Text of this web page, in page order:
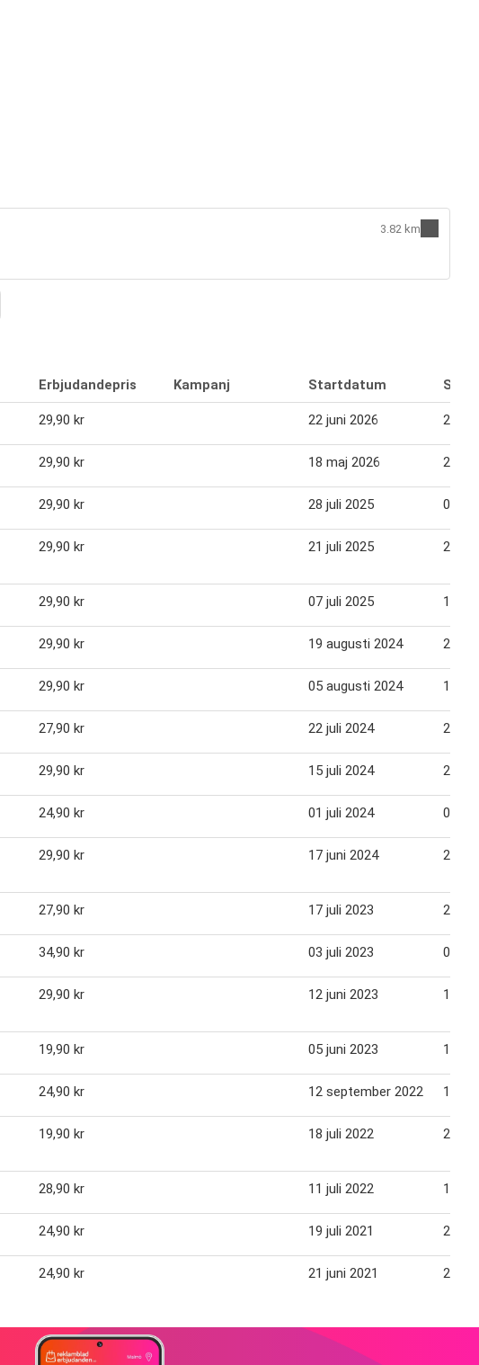
3.82 km
Erbjudandepris Kampanj Startdatum
29,90 kr 22 juni 2026 28
29,90 kr 18 maj 2026 24
29,90 kr 28 juli 2025 03
29,90 kr 21 juli 2025 27
29,90 kr 07 juli 2025 13
29,90 kr 19 augusti 2024 25
29,90 kr 05 augusti 2024 11
27,90 kr 22 juli 2024 28
29,90 kr 15 juli 2024 21
24,90 kr 01 juli 2024 07
29,90 kr 17 juni 2024 23
27,90 kr 17 juli 2023 23
34,90 kr 03 juli 2023 09
29,90 kr 12 juni 2023 18
19,90 kr 05 juni 2023 11
24,90 kr 12 september 2022 18
19,90 kr 18 juli 2022 24
28,90 kr 11 juli 2022 17
24,90 kr 19 juli 2021 25
24,90 kr 21 juni 2021 27